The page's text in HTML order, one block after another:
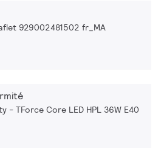
929002481502 fr_MA
- TForce Core LED HPL 36W E40